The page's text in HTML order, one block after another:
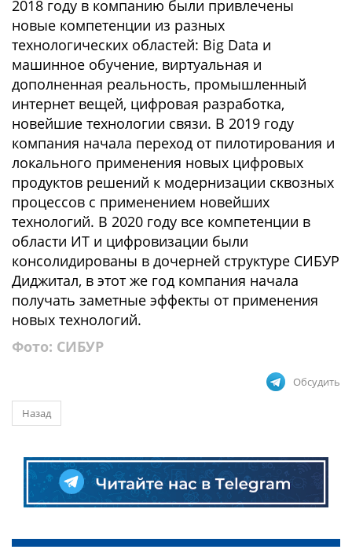
2018 году в компанию были привлечены
новые компетенции из разных
технологических областей: Big Data и
машинное обучение, виртуальная и
дополненная реальность, промышленный
интернет вещей, цифровая разработка,
новейшие технологии связи. В 2019 году
компания начала переход от пилотирования и
локального применения новых цифровых
продуктов решений к модернизации сквозных
процессов с применением новейших
технологий. В 2020 году все компетенции в
области ИТ и цифровизации были
консолидированы в дочерней структуре СИБУР
Диджитал, в этот же год компания начала
получать заметные эффекты от применения
новых технологий.
Фото: СИБУР
Обсудить
Назад